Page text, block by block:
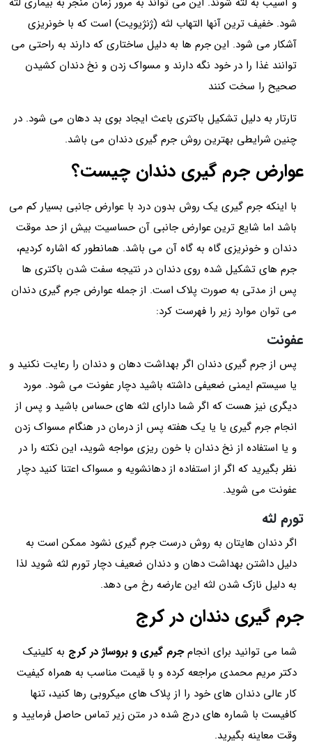
شود. خفیف ترین آنها التهاب لثه (ژنژیویت) است که با خونریزی
آشکار می شود. این جرم ها به دلیل ساختاری که دارند به راحتی می
توانند غذا را در خود نگه دارند و مسواک زدن و نخ دندان کشیدن
صحیح را سخت کنند
تارتار به دلیل تشکیل باکتری باعث ایجاد بوی بد دهان می شود. در
چنین شرایطی بهترین روش جرم گیری دندان می باشد.
عوارض جرم گیری دندان چیست؟
با اینکه جرم گیری یک روش بدون درد با عوارض جانبی بسیار کم می
باشد اما شایع ترین عوارض جانبی آن حساسیت بیش از حد موقت
دندان و خونریزی گاه به گاه آن می باشد. همانطور که اشاره کردیم،
جرم های تشکیل شده روی دندان در نتیجه سفت شدن باکتری ها
پس از مدتی به صورت پلاک است. از جمله عوارض جرم گیری دندان
می توان موارد زیر را فهرست کرد:
عفونت
پس از جرم گیری دندان اگر بهداشت دهان و دندان را رعایت نکنید و
یا سیستم ایمنی ضعیفی داشته باشید دچار عفونت می شود. مورد
دیگری نیز هست که اگر شما دارای لثه های حساس باشید و پس از
انجام جرم گیری یا یا یک هفته پس از درمان در هنگام مسواک زدن
و یا استفاده از نخ دندان با خون ریزی مواجه شوید، این نکته را در
نظر بگیرید که اگر از استفاده از دهانشویه و مسواک اعتنا کنید دچار
عفونت می شوید.
تورم لثه
اگر دندان هایتان به روش درست جرم گیری نشود ممکن است به
دلیل داشتن بهداشت دهان و دندان ضعیف دچار تورم لثه شوید لذا
به دلیل نازک شدن لثه این عارضه رخ می دهد.
جرم گیری دندان در کرج
شما می توانید برای انجامجرم گیری و بروساژ در کرج به کلینیک
دکتر مریم محمدی مراجعه کرده و با قیمت مناسب به همراه کیفیت
کار عالی دندان های خود را از پلاک های میکروبی رها کنید، تنها
کافیست با شماره های درج شده در متن زیر تماس حاصل فرمایید و
وقت معاینه بگیرید.